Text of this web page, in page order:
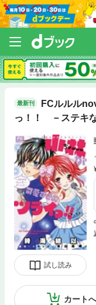
最新刊
FCルルル
っ！！ －ステキ
試し読み
カートへ